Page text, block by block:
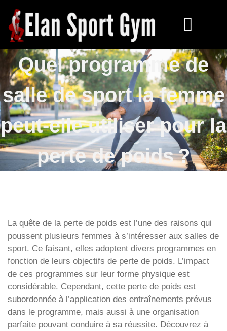
Quel programme de
salle de sport la femme
peut-elle utiliser pour la
perte de poids ?
La quête de la perte de poids est l’une des raisons qui
poussent plusieurs femmes à s’intéresser aux salles de
sport. Ce faisant, elles adoptent divers programmes en
fonction de leurs objectifs de perte de poids. L’impact
de ces programmes sur leur forme physique est
considérable. Cependant, cette perte de poids est
subordonnée à l’application des entraînements prévus
dans le programme, mais aussi à une organisation
parfaite pouvant conduire à sa réussite. Découvrez à